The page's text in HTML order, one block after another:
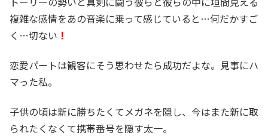
複雑な感情をあの音楽に乗って感じていると…何だかすご
く…切ない ！
恋愛パートは観客にそう思わせたら成功だよな。見事にハ
マった私。
子供の頃は新に勝ちたくてメガネを隠し、今はまた新に取
られたくなくて携帯番号を隠す太一。